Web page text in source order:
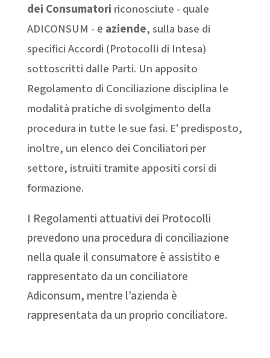
dei Consumatori riconosciute - quale
ADICONSUM - e aziende, sulla base di
specifici Accordi (Protocolli di Intesa)
sottoscritti dalle Parti. Un apposito
Regolamento di Conciliazione disciplina le
modalità pratiche di svolgimento della
procedura in tutte le sue fasi. E' predisposto,
inoltre, un elenco dei Conciliatori per
settore, istruiti tramite appositi corsi di
formazione.
I Regolamenti attuativi dei Protocolli
prevedono una procedura di conciliazione
nella quale il consumatore è assistito e
rappresentato da un conciliatore
Adiconsum, mentre l’azienda è
rappresentata da un proprio conciliatore.